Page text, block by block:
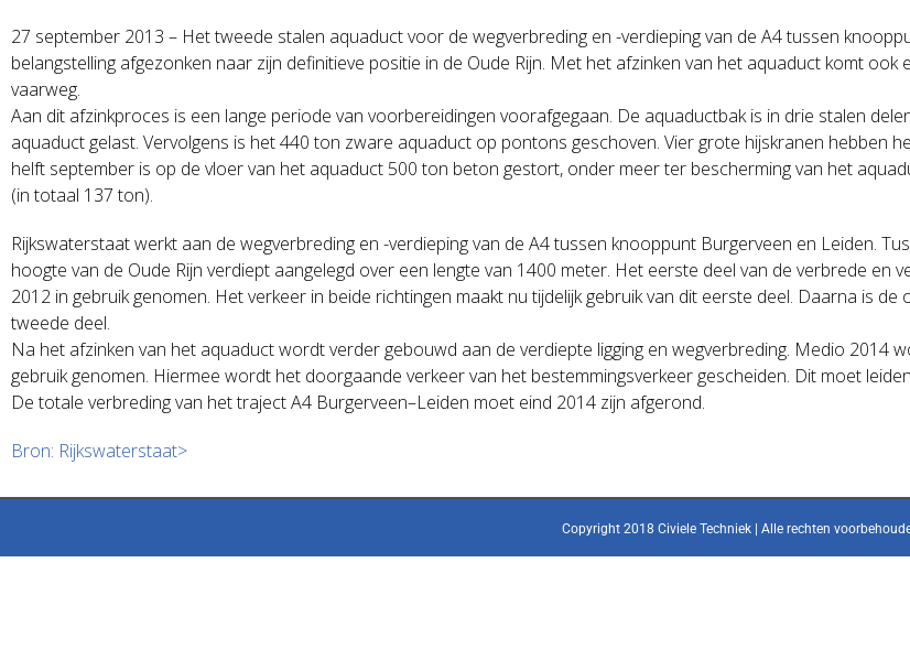
27 september 2013 – Het tweede stalen aquaduct voor de wegverbreding en -verdieping van de A4 tussen
belangstelling afgezonken naar zijn definitieve positie in de Oude Rijn. Met het afzinken van het aquaduct komt
vaarweg.
Aan dit afzinkproces is een lange periode van voorbereidingen voorafgegaan. De aquaductbak is in drie stalen
aquaduct gelast. Vervolgens is het 440 ton zware aquaduct op pontons geschoven. Vier grote hijskranen hebben
helft september is op de vloer van het aquaduct 500 ton beton gestort, onder meer ter bescherming van het
(in totaal 137 ton).
Rijkswaterstaat werkt aan de wegverbreding en -verdieping van de A4 tussen knooppunt Burgerveen en Leiden.
hoogte van de Oude Rijn verdiept aangelegd over een lengte van 1400 meter. Het eerste deel van de verbrede en
2012 in gebruik genomen. Het verkeer in beide richtingen maakt nu tijdelijk gebruik van dit eerste deel. Daarna is
tweede deel.
Na het afzinken van het aquaduct wordt verder gebouwd aan de verdiepte ligging en wegverbreding. Medio
gebruik genomen. Hiermee wordt het doorgaande verkeer van het bestemmingsverkeer gescheiden. Dit moet
De totale verbreding van het traject A4 Burgerveen–Leiden moet eind 2014 zijn afgerond.
Bron: Rijkswaterstaat>
Copyright 2018 Civiele Techniek | Alle rechten